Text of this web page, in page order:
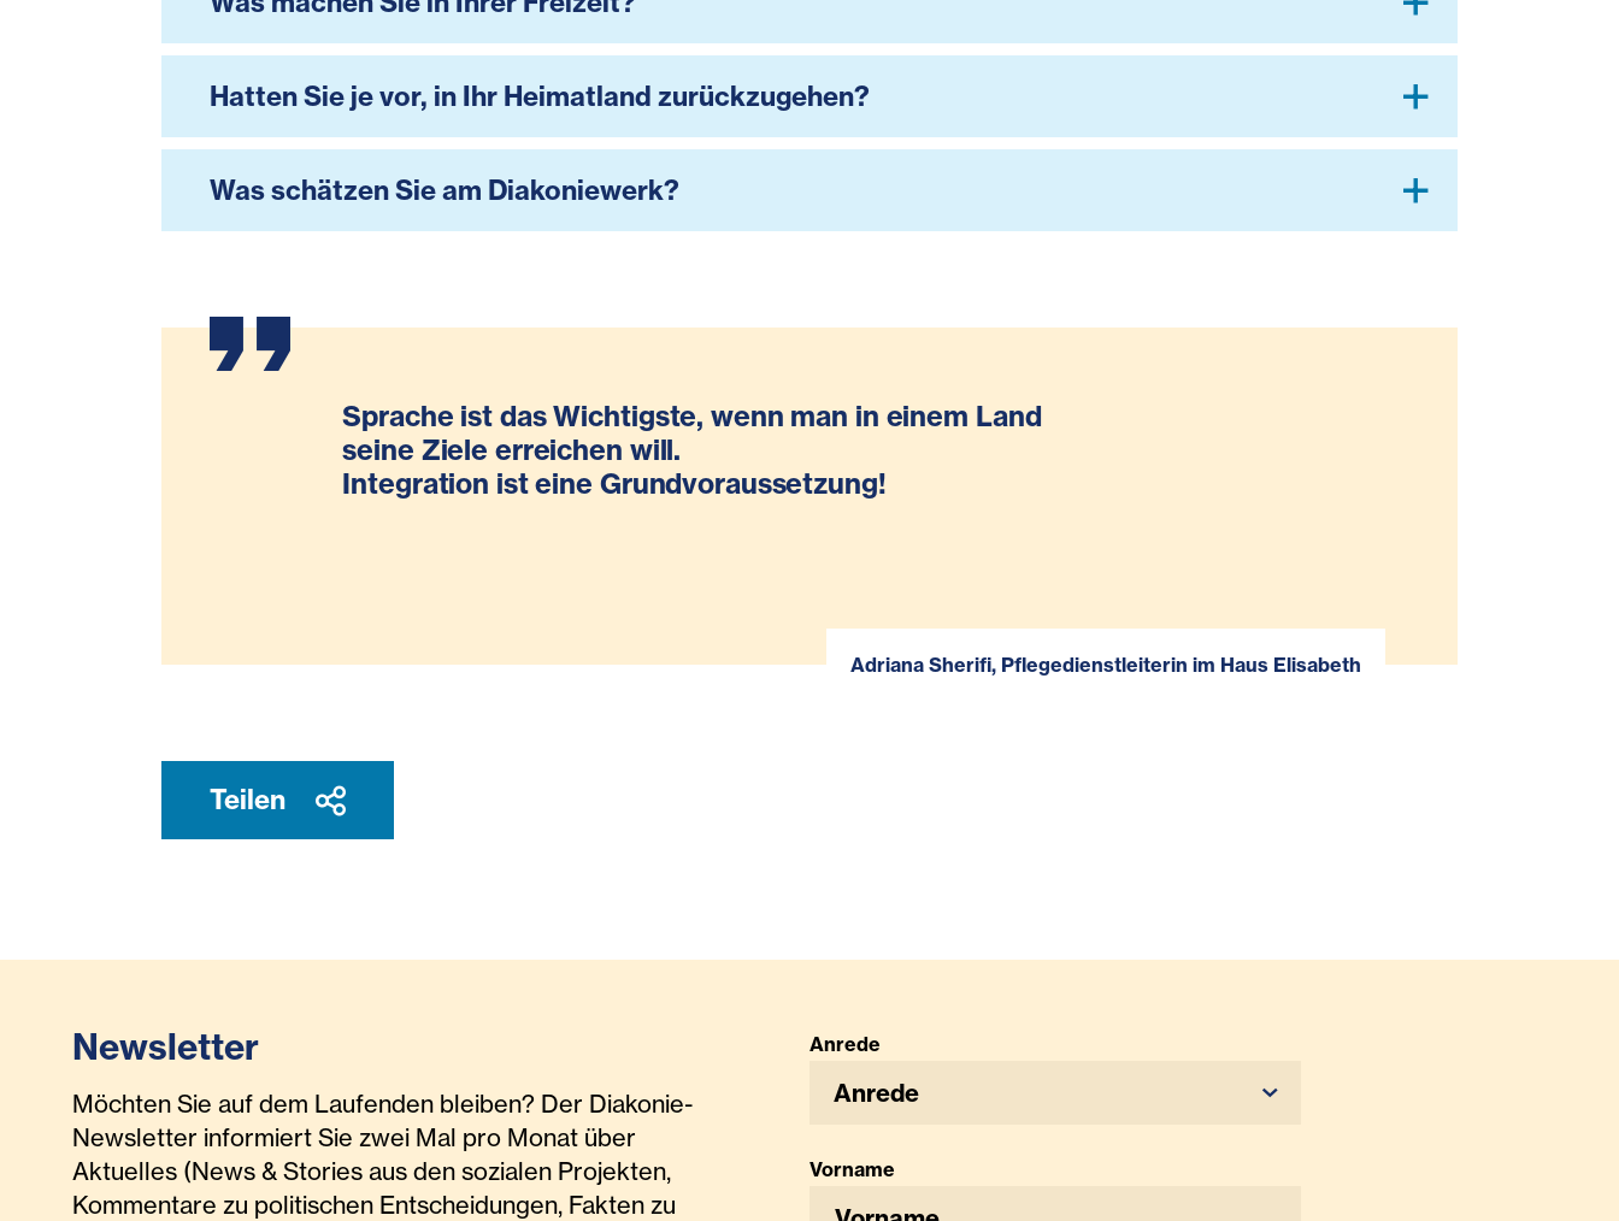
Hatten Sie je vor, in Ihr Heimatland zurückzugehen?
Was schätzen Sie am Diakoniewerk?
Sprache ist das Wichtigste, wenn man in einem Land
seine Ziele erreichen will.
Integration ist eine Grundvoraussetzung!
Adriana Sherifi, Pflegedienstleiterin im Haus Elisabeth
Teilen
Newsletter
Möchten Sie auf dem Laufenden bleiben? Der Diakonie-
Newsletter informiert Sie zwei Mal pro Monat über
Aktuelles (News & Stories aus den sozialen Projekten,
Kommentare zu politischen Entscheidungen, Fakten zu
Anrede
Anrede
Vorname